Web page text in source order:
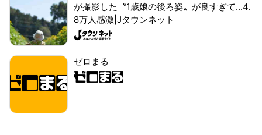
が撮影した〝1歳娘の後ろ姿〟が良すぎて...4.
8万人感激|Jタウンネット
ゼロまる